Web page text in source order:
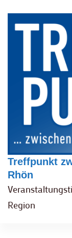
Treffpunkt
Rhön
Region